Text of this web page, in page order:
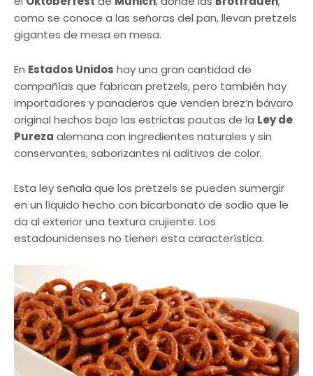
como se conoce a las señoras del pan, llevan pretzels
gigantes de mesa en mesa.
En Estados Unidos hay una gran cantidad de
compañías que fabrican pretzels, pero también hay
importadores y panaderos que venden brez’n bávaro
original hechos bajo las estrictas pautas de la Ley de
Pureza alemana con ingredientes naturales y sin
conservantes, saborizantes ni aditivos de color.
Esta ley señala que los pretzels se pueden sumergir
en un líquido hecho con bicarbonato de sodio que le
da al exterior una textura crujiente. Los
estadounidenses no tienen esta característica.